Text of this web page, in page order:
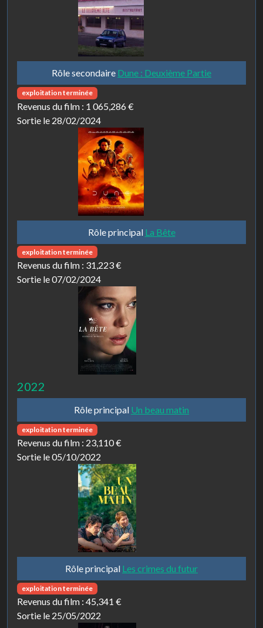
Rôle secondaire Dune : Deuxième Partie
exploitation terminée
Revenus du film : 1 065,286 €
Sortie le 28/02/2024
Rôle principal La Bête
exploitation terminée
Revenus du film : 31,223 €
Sortie le 07/02/2024
2022
Rôle principal Un beau matin
exploitation terminée
Revenus du film : 23,110 €
Sortie le 05/10/2022
Rôle principal Les crimes du futur
exploitation terminée
Revenus du film : 45,341 €
Sortie le 25/05/2022